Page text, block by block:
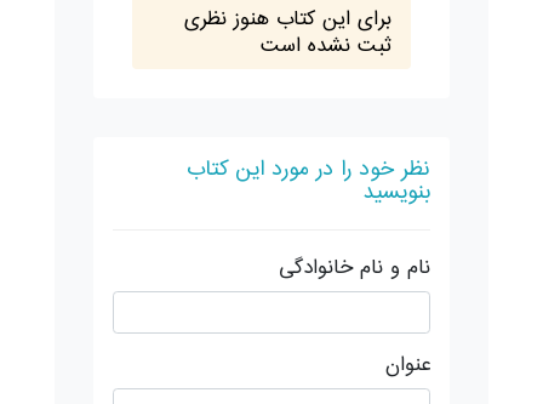
برای این کتاب هنوز نظری
ثبت نشده است
نظر خود را در مورد این کتاب
بنویسید
نام و نام خانوادگی
عنوان